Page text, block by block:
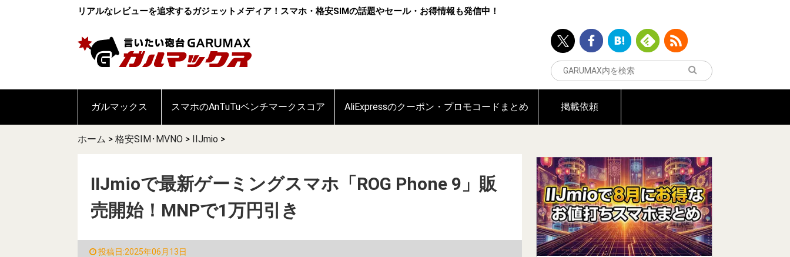
リアルなレビューを追求するガジェットメディア！スマホ・格安SIMの話題やセール・お得情報も発信中！
ガルマックス スマホのAnTuTuベンチマークスコア AliExpressのクーポン・プロモコードまとめ 掲載依頼
ホーム > 格安SIM･MVNO > IIJmio >
IIJmioで最新ゲーミングスマホ「ROG Phone 9」販
売開始！MNPで1万円引き
投稿日:2025年06月13日